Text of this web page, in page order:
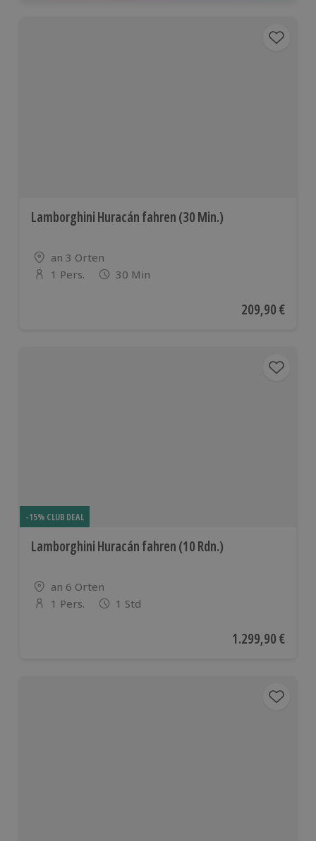
Lamborghini Huracán fahren (30 Min.)
Standort
an 3 Orten
Anzahl der Teilnehmer
1 Pers. 30 Min
Aktueller Preis
209,90 €
-15% CLUB DEAL
Lamborghini Huracán fahren (10 Rdn.)
Standort
an 6 Orten
Anzahl der Teilnehmer
1 Pers. 1 Std
Aktueller Preis
1.299,90 €